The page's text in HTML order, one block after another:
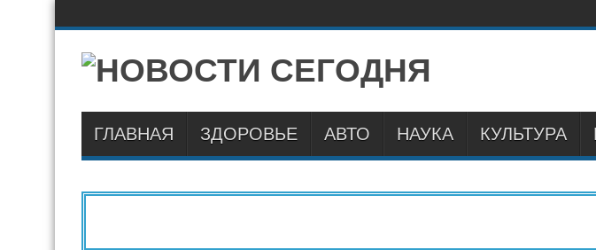
ГЛАВНАЯ ЗДОРОВЬЕ АВТО НАУКА КУЛЬТУРА